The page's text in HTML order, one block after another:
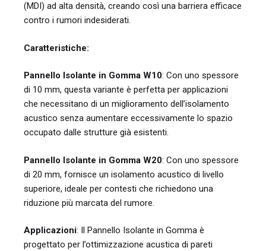
(MDI) ad alta densità, creando così una barriera efficace
contro i rumori indesiderati.
Caratteristiche:
Pannello Isolante in Gomma W10: Con uno spessore
di 10 mm, questa variante è perfetta per applicazioni
che necessitano di un miglioramento dell’isolamento
acustico senza aumentare eccessivamente lo spazio
occupato dalle strutture già esistenti.
Pannello Isolante in Gomma W20: Con uno spessore
di 20 mm, fornisce un isolamento acustico di livello
superiore, ideale per contesti che richiedono una
riduzione più marcata del rumore.
Applicazioni: Il Pannello Isolante in Gomma è
progettato per l’ottimizzazione acustica di pareti